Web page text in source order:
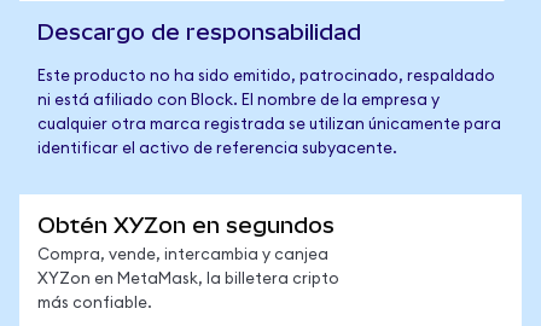
Descargo de responsabilidad
Este producto no ha sido emitido, patrocinado, respaldado
ni está afiliado con Block. El nombre de la empresa y
cualquier otra marca registrada se utilizan únicamente para
identificar el activo de referencia subyacente.
Obtén XYZon en segundos
Compra, vende, intercambia y canjea
XYZon en MetaMask, la billetera cripto
más confiable.